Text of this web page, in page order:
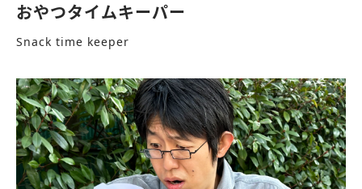
おやつタイムキーパー
Snack time keeper